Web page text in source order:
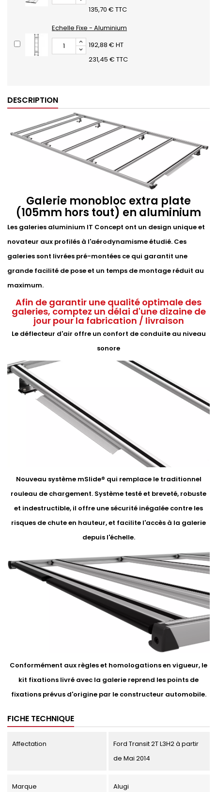
135,70 € TTC
Echelle Fixe - Aluminium
192,88 € HT
231,45 € TTC
DESCRIPTION
Galerie monobloc extra plate
(105mm hors tout) en aluminium
Les galeries aluminium IT Concept ont un design unique et
novateur aux profilés à l'aérodynamisme étudié. Ces
galeries sont livrées pré-montées ce qui garantit une
grande facilité de pose et un temps de montage réduit au
maximum.
Afin de garantir une qualité optimale des
galeries, comptez un délai d'une dizaine de
jour pour la fabrication / livraison
Le déflecteur d'air offre un confort de conduite au niveau
sonore
Nouveau système mSlide® qui remplace le traditionnel
rouleau de chargement. Système testé et breveté, robuste
et indestructible, il offre une sécurité inégalée contre les
risques de chute en hauteur, et facilite l'accès à la galerie
depuis l'échelle.
Conformément aux règles et homologations en vigueur, le
kit fixations livré avec la galerie reprend les points de
fixations prévus d'origine par le constructeur automobile.
FICHE TECHNIQUE
Affectation
Ford Transit 2T L3H2 à partir
de Mai 2014
Marque Alugi